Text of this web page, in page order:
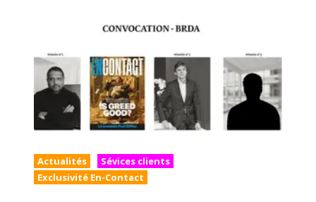
Actualités
Sévices clients
Exclusivité En-Contact